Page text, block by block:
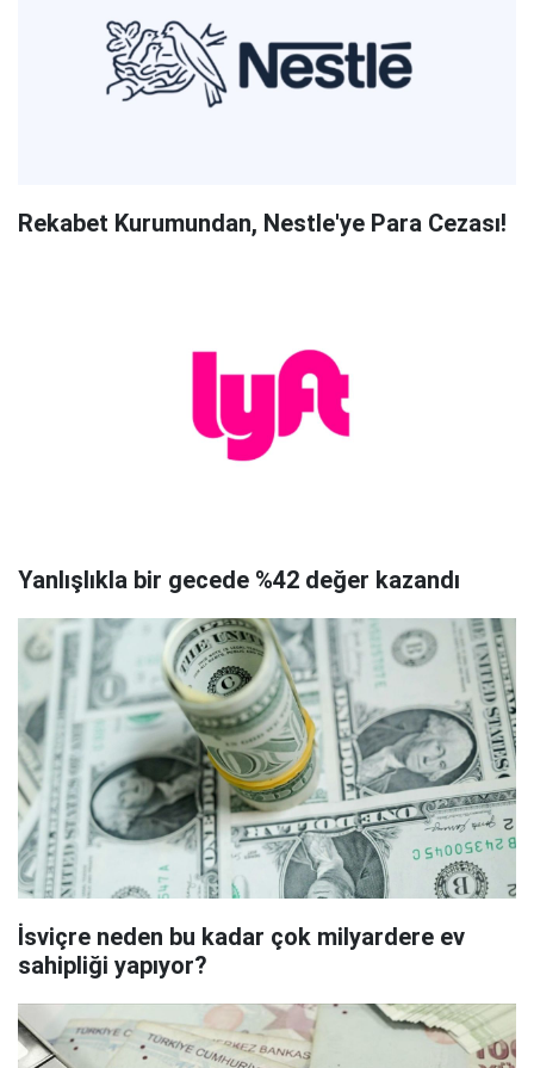
Rekabet Kurumundan, Nestle'ye Para Cezası!
Yanlışlıkla bir gecede %42 değer kazandı
İsviçre neden bu kadar çok milyardere ev
sahipliği yapıyor?